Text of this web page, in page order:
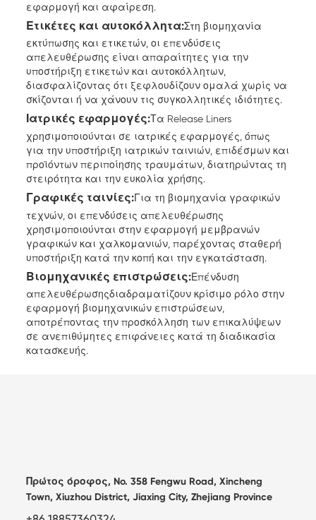
εφαρμογή και αφαίρεση.
Ετικέτες και αυτοκόλλητα:Στη βιομηχανία
εκτύπωσης και ετικετών, οι επενδύσεις
απελευθέρωσης είναι απαραίτητες για την
υποστήριξη ετικετών και αυτοκόλλητων,
διασφαλίζοντας ότι ξεφλουδίζουν ομαλά χωρίς να
σκίζονται ή να χάνουν τις συγκολλητικές ιδιότητες.
Ιατρικές εφαρμογές:Τα Release Liners
χρησιμοποιούνται σε ιατρικές εφαρμογές, όπως
για την υποστήριξη ιατρικών ταινιών, επιδέσμων και
προϊόντων περιποίησης τραυμάτων, διατηρώντας τη
στειρότητα και την ευκολία χρήσης.
Γραφικές ταινίες:Για τη βιομηχανία γραφικών
τεχνών, οι επενδύσεις απελευθέρωσης
χρησιμοποιούνται στην εφαρμογή μεμβρανών
γραφικών και χαλκομανιών, παρέχοντας σταθερή
υποστήριξη κατά την κοπή και την εγκατάσταση.
Βιομηχανικές επιστρώσεις:Επένδυση
απελευθέρωσηςδιαδραματίζουν κρίσιμο ρόλο στην
εφαρμογή βιομηχανικών επιστρώσεων,
αποτρέποντας την προσκόλληση των επικαλύψεων
σε ανεπιθύμητες επιφάνειες κατά τη διαδικασία
κατασκευής.
Πρώτος όροφος, No. 358 Fengwu Road, Xincheng
Town, Xiuzhou District, Jiaxing City, Zhejiang Province